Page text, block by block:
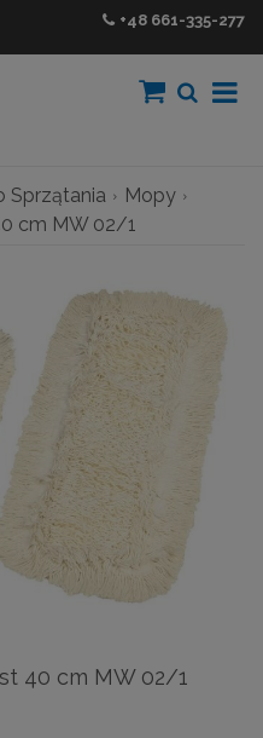
+48 661-335-277
Sprzątania
Mopy
cm MW 02/1
40 cm MW 02/1